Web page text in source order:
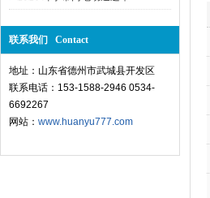
联系我们 Contact
地址：山东省德州市武城县开发区
联系电话：153-1588-2946 0534-
6692267
网站： www.huanyu777.com